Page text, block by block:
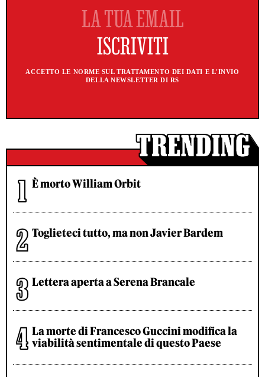
ACCETTO LE NORME SUL TRATTAMENTO DEI DATI E L'INVIO
DELLA NEWSLETTER DI RS
È morto William Orbit
Toglieteci tutto, ma non Javier Bardem
Lettera aperta a Serena Brancale
La morte di Francesco Guccini modifica la
viabilità sentimentale di questo Paese